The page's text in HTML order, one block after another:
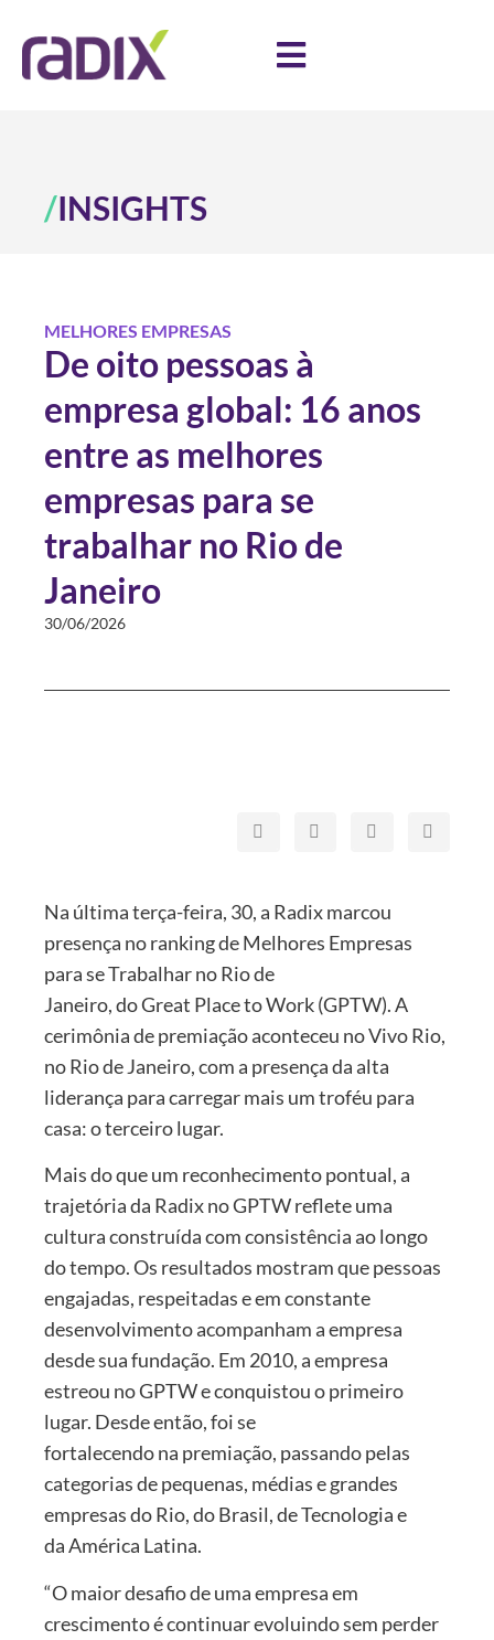
/INSIGHTS
MELHORES EMPRESAS
De oito pessoas à
empresa global: 16 anos
entre as melhores
empresas para se
trabalhar no Rio de
Janeiro
30/06/2026
Na última terça-feira, 30, a Radix marcou
presença no ranking de Melhores Empresas
para se Trabalhar no Rio de
Janeiro, do Great Place to Work (GPTW). A
cerimônia de premiação aconteceu no Vivo Rio,
no Rio de Janeiro, com a presença da alta
liderança para carregar mais um troféu para
casa: o terceiro lugar.
Mais do que um reconhecimento pontual, a
trajetória da Radix no GPTW reflete uma
cultura construída com consistência ao longo
do tempo. Os resultados mostram que pessoas
engajadas, respeitadas e em constante
desenvolvimento acompanham a empresa
desde sua fundação. Em 2010, a empresa
estreou no GPTW e conquistou o primeiro
lugar. Desde então, foi se
fortalecendo na premiação, passando pelas
categorias de pequenas, médias e grandes
empresas do Rio, do Brasil, de Tecnologia e
da América Latina.
“O maior desafio de uma empresa em
crescimento é continuar evoluindo sem perder